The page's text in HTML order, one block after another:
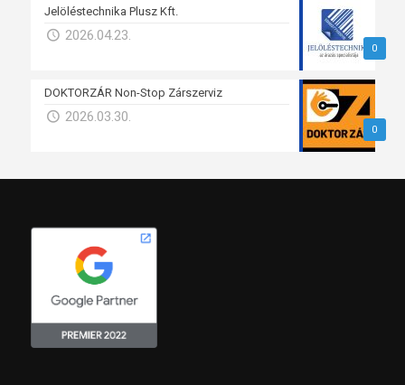
0
Jelöléstechnika Plusz Kft.
2026.04.23.
0
DOKTORZÁR Non-Stop Zárszerviz
2026.03.30.